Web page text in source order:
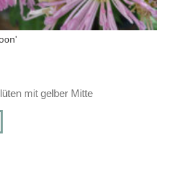
mit gelber Mitte